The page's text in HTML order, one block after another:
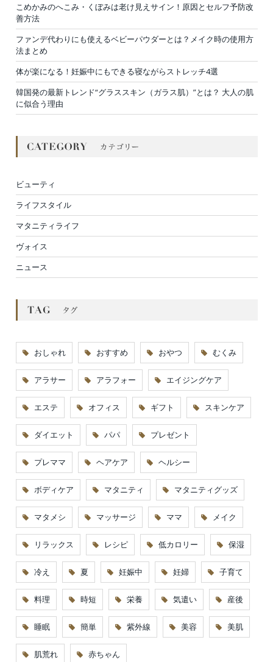
こめかみのへこみ・くぼみは老け見えサイン！原因とセルフ予防改
善方法
ファンデ代わりにも使えるベビーパウダーとは？メイク時の使用方
法まとめ
体が楽になる！妊娠中にもできる寝ながらストレッチ4選
韓国発の最新トレンド“グラススキン（ガラス肌）”とは？ 大人の肌
に似合う理由
ビューティ
ライフスタイル
マタニティライフ
ヴォイス
ニュース
おしゃれ おすすめ おやつ むくみ
アラサー アラフォー エイジングケア
エステ オフィス ギフト スキンケア
ダイエット パパ プレゼント
プレママ ヘアケア ヘルシー
ボディケア マタニティ マタニティグッズ
マタメシ マッサージ ママ メイク
リラックス レシピ 低カロリー 保湿
冷え 夏 妊娠中 妊婦 子育て
料理 時短 栄養 気遣い 産後
睡眠 簡単 紫外線 美容 美肌
肌荒れ 赤ちゃん